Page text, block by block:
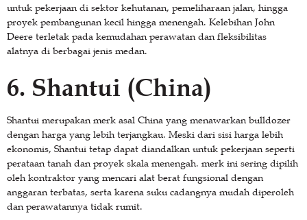
untuk pekerjaan di sektor kehutanan, pemeliharaan jalan, hingga
proyek pembangunan kecil hingga menengah. Kelebihan John
Deere terletak pada kemudahan perawatan dan fleksibilitas
alatnya di berbagai jenis medan.
6. Shantui (China)
Shantui merupakan merk asal China yang menawarkan bulldozer
dengan harga yang lebih terjangkau. Meski dari sisi harga lebih
ekonomis, Shantui tetap dapat diandalkan untuk pekerjaan seperti
perataan tanah dan proyek skala menengah. merk ini sering dipilih
oleh kontraktor yang mencari alat berat fungsional dengan
anggaran terbatas, serta karena suku cadangnya mudah diperoleh
dan perawatannya tidak rumit.